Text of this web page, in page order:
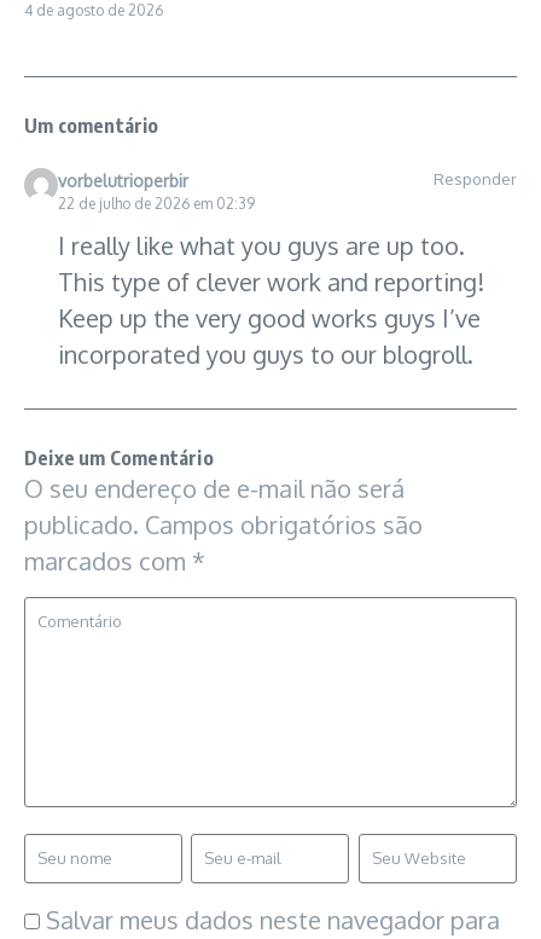
4 de agosto de 2026
Um comentário
vorbelutrioperbir
22 de julho de 2026 em 02:39
Responder
I really like what you guys are up too.
This type of clever work and reporting!
Keep up the very good works guys I’ve
incorporated you guys to our blogroll.
Deixe um Comentário
O seu endereço de e-mail não será
publicado. Campos obrigatórios são
marcados com *
Salvar meus dados neste navegador para